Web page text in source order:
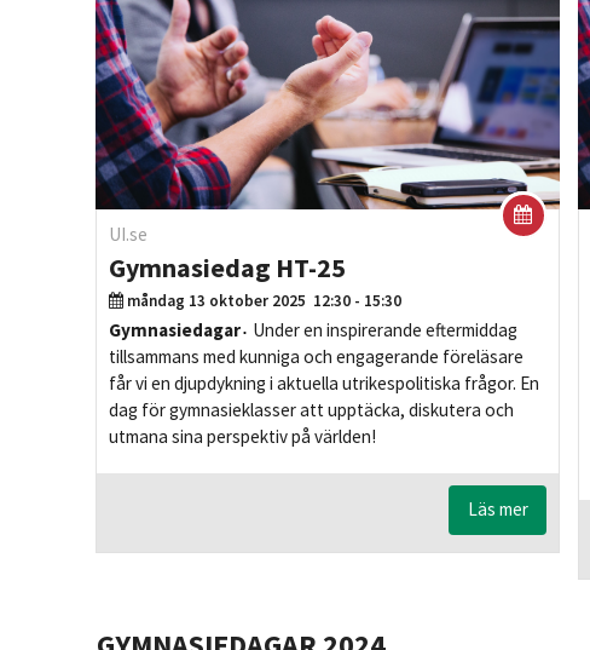
UI.se
Gymnasiedag HT-25
måndag 13 oktober 2025 12:30 - 15:30
Gymnasiedagar
Under en inspirerande eftermiddag
tillsammans med kunniga och engagerande föreläsare
får vi en djupdykning i aktuella utrikespolitiska frågor. En
dag för gymnasieklasser att upptäcka, diskutera och
utmana sina perspektiv på världen!
Läs mer